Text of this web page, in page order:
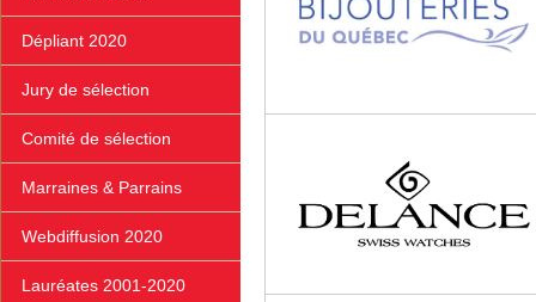
Dépliant 2020
Jury de sélection
Comité de sélection
Marraines & Parrains
Webdiffusion 2020
Lauréates 2001-2020